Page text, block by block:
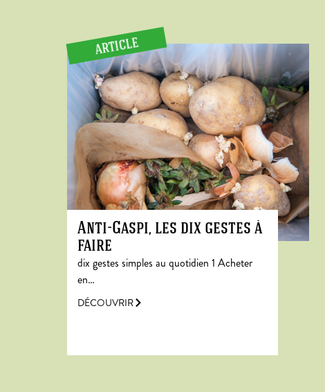
ARTICLE
Anti-Gaspi, les dix gestes à
faire
dix gestes simples au quotidien 1 Acheter
en…
DÉCOUVRIR